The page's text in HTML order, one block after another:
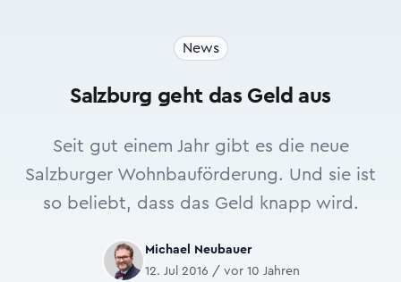
News
Salzburg geht das Geld aus
Seit gut einem Jahr gibt es die neue
Salzburger Wohnbauförderung. Und sie ist
so beliebt, dass das Geld knapp wird.
Michael Neubauer
12. Jul 2016 / vor 10 Jahren